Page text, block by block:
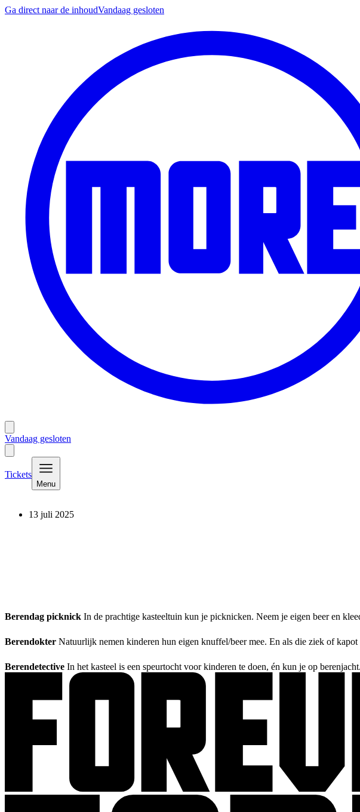
Ga direct naar de inhoudVandaag gesloten
Vandaag gesloten
Tickets
Menu
13 juli 2025
Berendag picknick In de prachtige kasteeltuin kun je picknicken. Neem je eigen beer en
Berendokter Natuurlijk nemen kinderen hun eigen knuffel/beer mee. En als die ziek of
Berendetective In het kasteel is een speurtocht voor kinderen te doen, én kun je op